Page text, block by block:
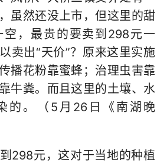
虽然还没上市，但这里的甜
空，最贵的要卖到298元一
卖出“天价”？原来这里实施
播花粉靠蜜蜂；治理虫害靠
牛粪。而且这里的土壤、水
的。（5月26日《南湖晚
298元，这对于当地的种植